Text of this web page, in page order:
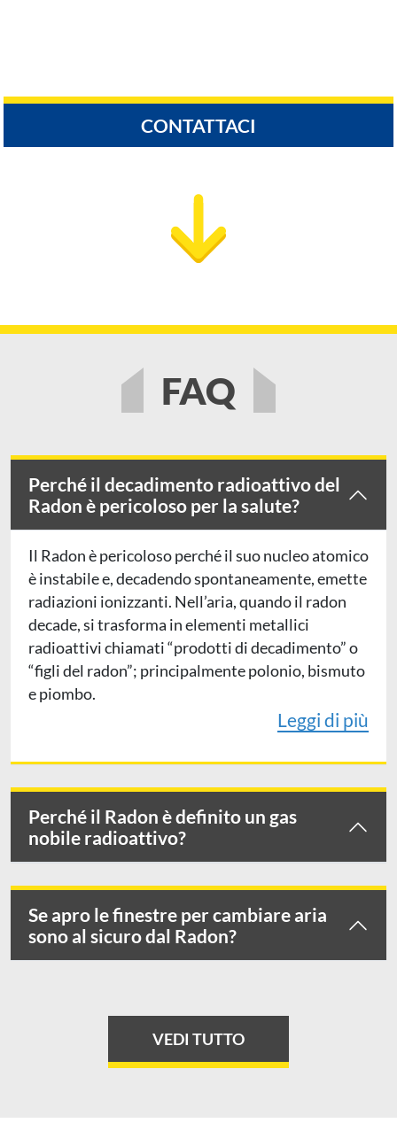
CONTATTACI
FAQ
Perché il decadimento radioattivo del
Radon è pericoloso per la salute?
Il Radon è pericoloso perché il suo nucleo atomico
è instabile e, decadendo spontaneamente, emette
radiazioni ionizzanti. Nell’aria, quando il radon
decade, si trasforma in elementi metallici
radioattivi chiamati “prodotti di decadimento” o
“figli del radon”; principalmente polonio, bismuto
e piombo.
Leggi di più
Perché il Radon è definito un gas
nobile radioattivo?
Se apro le finestre per cambiare aria
sono al sicuro dal Radon?
VEDI TUTTO